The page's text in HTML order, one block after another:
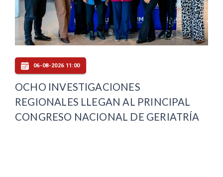
06-08-2026 11:00
OCHO INVESTIGACIONES
REGIONALES LLEGAN AL PRINCIPAL
CONGRESO NACIONAL DE GERIATRÍA